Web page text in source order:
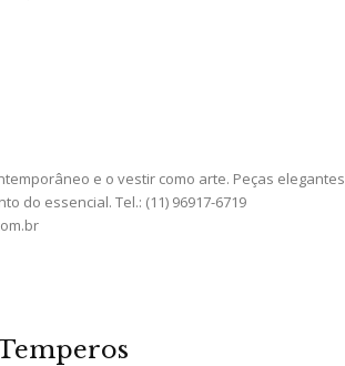
e o vestir como arte. Peças elegantes
do essencial. Tel.: (11) 96917-6719